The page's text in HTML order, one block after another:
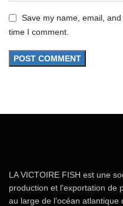
Save my name, email,
time I comment.
LA VICTOIRE FISH est une
production et l'exportation de
au large de l’océan atlantique